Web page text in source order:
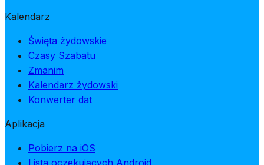
Kalendarz
Święta żydowskie
Czasy Szabatu
Zmanim
Kalendarz żydowski
Konwerter dat
Aplikacja
Pobierz na iOS
Lista oczekujących Android